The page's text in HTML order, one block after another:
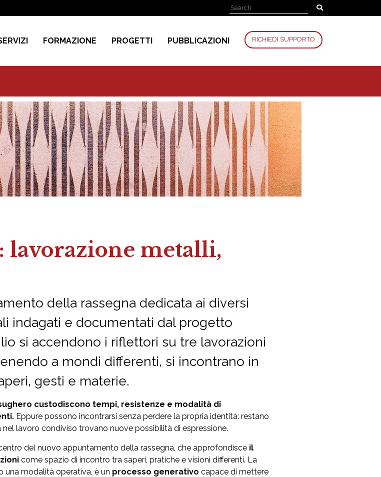
FORMAZIONE PROGETTI PUBBLICAZIONI RICHIEDI SUPPORTO
lavorazione metalli,
della rassegna dedicata ai diversi
indagati e documentati dal progetto
si accendono i riflettori su tre lavorazioni
a mondi differenti, si incontrano in
gesti e materie.
custodiscono tempi, resistenze e modalità di
Eppure possono incontrarsi senza perdere la propria identità: restano
lavoro condiviso trovano nuove possibilità di espressione.
del nuovo appuntamento della rassegna, che approfondisce il
come spazio di incontro tra saperi, pratiche e visioni differenti. La
una modalità operativa, è un processo generativo capace di mettere